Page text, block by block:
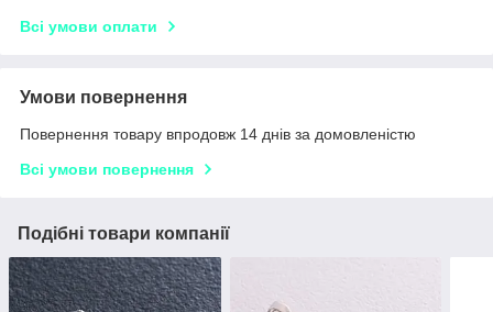
Всі умови оплати
Умови повернення
Повернення товару впродовж 14 днів за домовленістю
Всі умови повернення
Подібні товари компанії